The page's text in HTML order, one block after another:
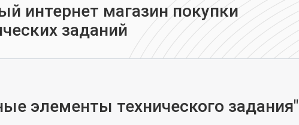
интернет магазин покупки
заданий
элементы технического задания"